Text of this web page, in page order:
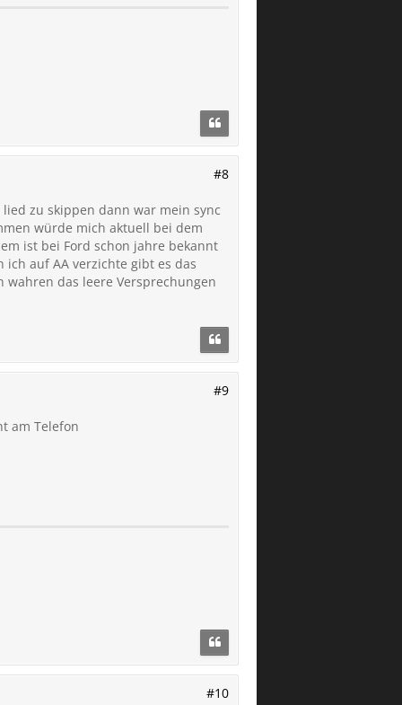
#8
zu skippen dann war mein sync
würde mich aktuell bei dem
ist bei Ford schon jahre bekannt
auf AA verzichte gibt es das
das leere Versprechungen
#9
am Telefon
#10